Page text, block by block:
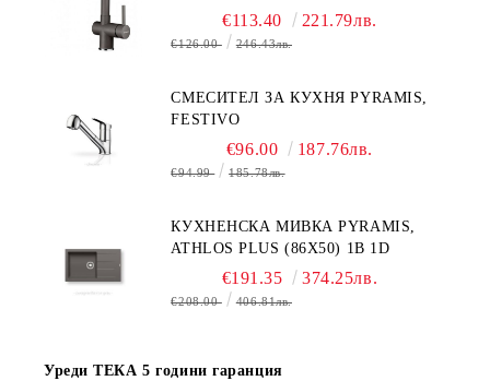
€113.40 221.79лв.
€126.00 246.43лв.
СМЕСИТЕЛ ЗА КУХНЯ PYRAMIS,
FESTIVO
€96.00 187.76лв.
€94.99 185.78лв.
КУХНЕНСКА МИВКА PYRAMIS,
ATHLOS PLUS (86X50) 1B 1D
€191.35 374.25лв.
€208.00 406.81лв.
Уреди ТЕКА 5 години гаранция